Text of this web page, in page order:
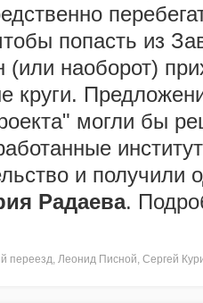
попасть из
(или наоборот)
круги.
могли бы
и получили
Радаева.
переезд, Леонид Писной, Сергей